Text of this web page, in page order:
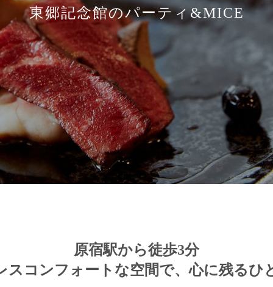
東郷記念館のパーティ&MICE
原宿駅から徒歩3分
スコンフォートな空間で、心に残るひ